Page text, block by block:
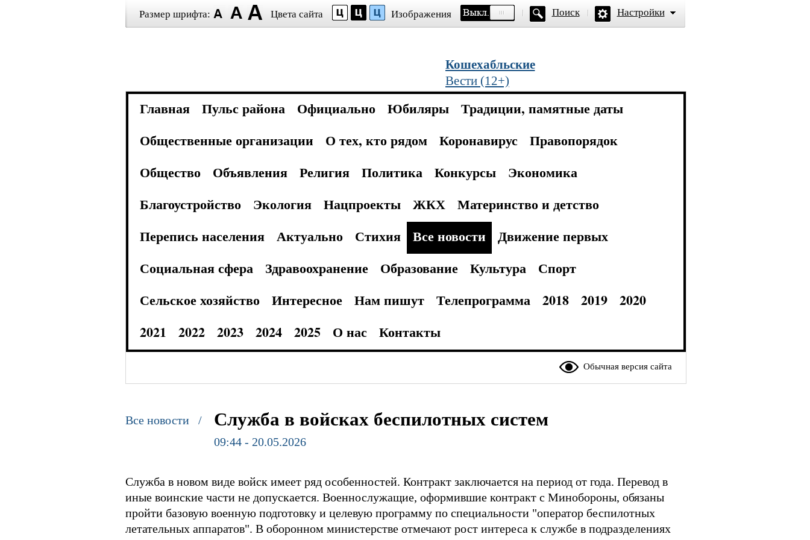
Размер шрифта: Цвета сайта Изображения Поиск Настройки
Кошехабльские
Вести (12+)
Главная Пульс района Официально Юбиляры
Традиции, памятные даты
Общественные организации
О тех, кто рядом Коронавирус
Правопорядок
Общество
Объявления Религия Политика Конкурсы
Экономика
Благоустройство
Экология Нацпроекты ЖКХ
Материнство и детство
Перепись населения
Актуально Стихия Все новости
Движение первых
Социальная сфера
Здравоохранение Образование Культура
Спорт
Сельское хозяйство
Интересное Нам пишут Телепрограмма 2018 2019
2020
2021
2022 2023 2024 2025 О нас Контакты
Обычная версия сайта
Все новости / Служба в войсках беспилотных систем
09:44 - 20.05.2026
Служба в новом виде войск имеет ряд особенностей. Контракт заключается на период от года. Перевод в
иные воинские части не допускается. Военнослужащие, оформившие контракт с Минобороны, обязаны
пройти базовую военную подготовку и целевую программу по специальности "оператор беспилотных
летательных аппаратов". В оборонном министерстве отмечают рост интереса к службе в подразделениях